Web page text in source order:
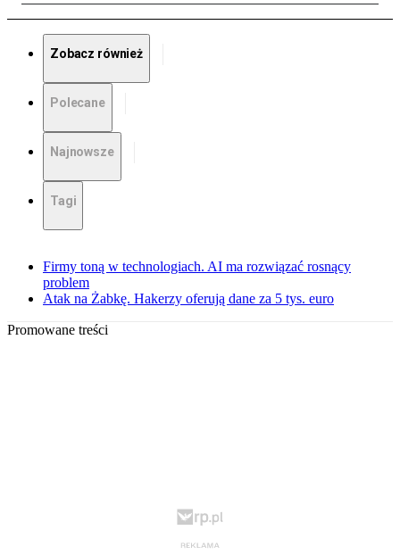
Zobacz również
Polecane
Najnowsze
Tagi
Firmy toną w technologiach. AI ma rozwiązać rosnący
problem
Atak na Żabkę. Hakerzy oferują dane za 5 tys. euro
Promowane treści